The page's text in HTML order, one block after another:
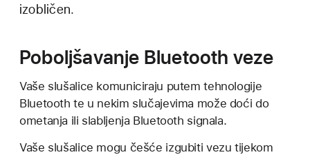
izobličen.
Poboljšavanje Bluetooth veze
Vaše slušalice komuniciraju putem tehnologije
Bluetooth te u nekim slučajevima može doći do
ometanja ili slabljenja Bluetooth signala.
Vaše slušalice mogu češće izgubiti vezu tijekom